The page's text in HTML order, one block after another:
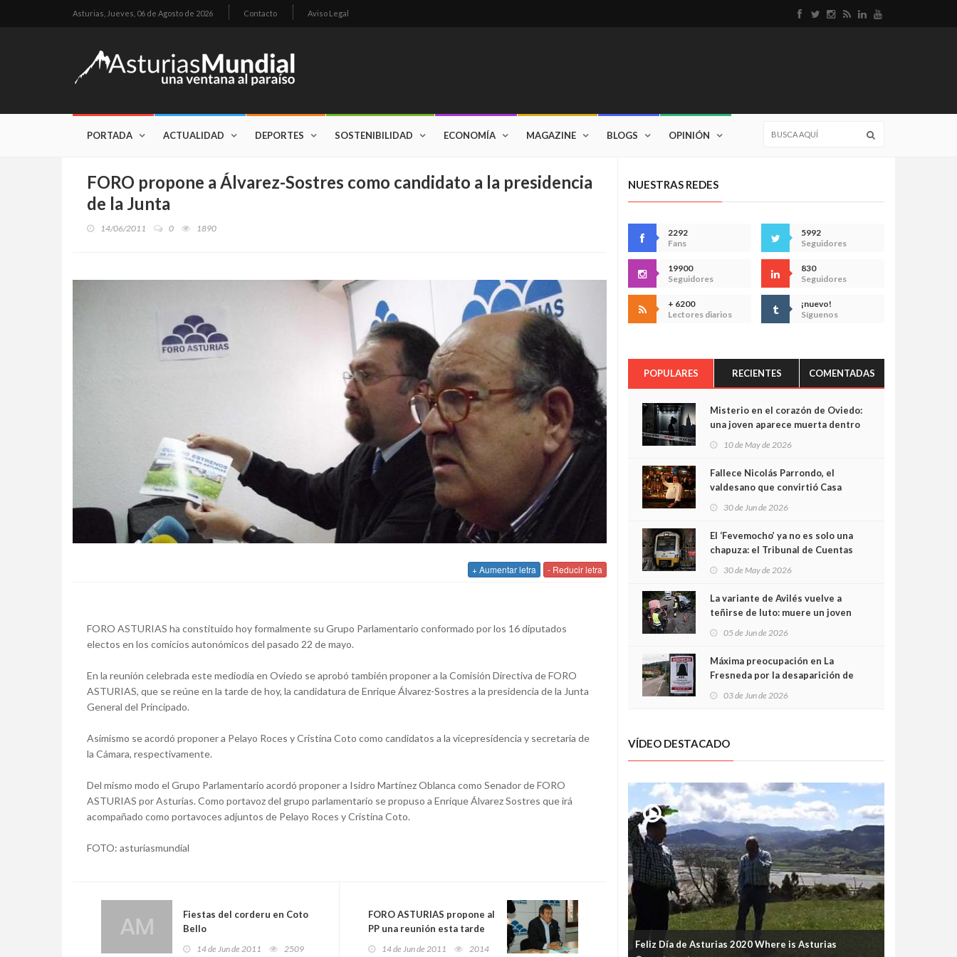
Asturias, Jueves, 06 de Agosto de 2026 Contacto Aviso Legal
PORTADA ACTUALIDAD DEPORTES SOSTENIBILIDAD ECONOMÍA MAGAZINE BLOGS OPINIÓN
FORO propone a Álvarez-Sostres como candidato a la presidencia
de la Junta
14/06/2011 0 1890
+ Aumentar letra - Reducir letra
FORO ASTURIAS ha constituido hoy formalmente su Grupo Parlamentario conformado por los 16 diputados
electos en los comicios autonómicos del pasado 22 de mayo.
En la reunión celebrada este mediodía en Oviedo se aprobó también proponer a la Comisión Directiva de FORO
ASTURIAS, que se reúne en la tarde de hoy, la candidatura de Enrique Álvarez-Sostres a la presidencia de la Junta
General del Principado.
Asimismo se acordó proponer a Pelayo Roces y Cristina Coto como candidatos a la vicepresidencia y secretaria de
la Cámara, respectivamente.
Del mismo modo el Grupo Parlamentario acordó proponer a Isidro Martínez Oblanca como Senador de FORO
ASTURIAS por Asturias. Como portavoz del grupo parlamentario se propuso a Enrique Álvarez Sostres que irá
acompañado como portavoces adjuntos de Pelayo Roces y Cristina Coto.
FOTO: asturiasmundial
Fiestas del corderu en Coto
Bello
14 de Jun de 2011 2509
FORO ASTURIAS propone al
PP una reunión esta tarde
para negociar la mesa de la
14 de Jun de 2011 2014
NUESTRAS REDES
2292
Fans
5992
Seguidores
19900
Seguidores
830
Seguidores
+ 6200
Lectores diarios
¡nuevo!
Síguenos
POPULARES RECIENTES COMENTADAS
Misterio en el corazón de Oviedo:
una joven aparece muerta dentro
cámaras captan sus últimos
minutos
10 de May de 2026
Fallece Nicolás Parrondo, el
valdesano que convirtió Casa
30 de Jun de 2026
El ‘Fevemocho’ ya no es solo una
chapuza: el Tribunal de Cuentas
sobrecoste de los trenes que no
cabían por los túneles
30 de May de 2026
La variante de Avilés vuelve a
teñirse de luto: muere un joven
05 de Jun de 2026
Máxima preocupación en La
Fresneda por la desaparición de
03 de Jun de 2026
VÍDEO DESTACADO
Feliz Día de Asturias 2020 Where is Asturias